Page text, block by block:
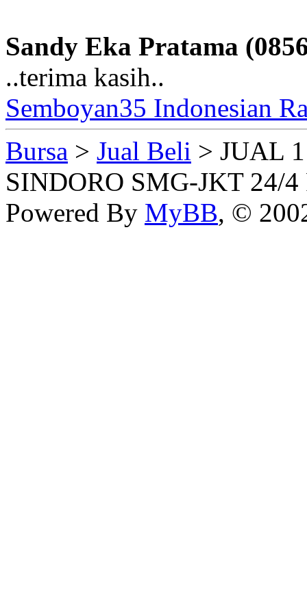
Sandy Eka Pratama
..terima kasih..
Semboyan35 Indonesian
Bursa > Jual Beli > JUAL
SINDORO SMG-JKT 24/4
Powered By MyBB, ©